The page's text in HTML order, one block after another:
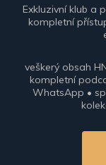
Exkluzivní klub a
kompletní
veškerý obsah
kompletní
WhatsApp •